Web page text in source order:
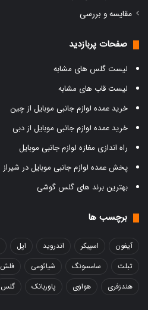
مقایسه و بررسی
صفحات پربازدید
لیست گلس های مشابه
لیست قاب های مشابه
خرید عمده لوازم جانبی موبایل از چین
خرید عمده لوازم جانبی موبایل از دبی
راه اندازی مغازه لوازم جانبی موبایل
پخش عمده لوازم جانبی موبایل در شیراز
بهترین برند های گلس گوشی
برچسب ها
آیفون اسپیکر اندروید اپل
تبلت
سامسونگ شیائومی فلش
هندزفری
هواوی پاوربانک گلس